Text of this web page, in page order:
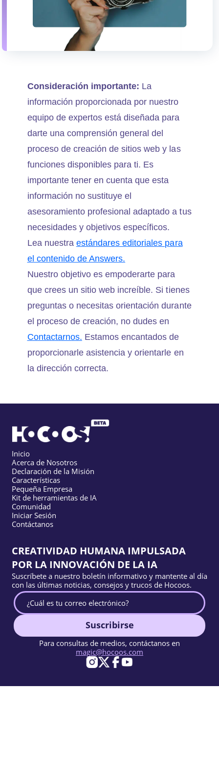
Consideración importante: La
información proporcionada por nuestro
equipo de expertos está diseñada para
darte una comprensión general del
proceso de creación de sitios web y las
funciones disponibles para ti. Es
importante tener en cuenta que esta
información no sustituye el
asesoramiento profesional adaptado a tus
necesidades y objetivos específicos.
Lea nuestra estándares editoriales para
el contenido de Answers.
Nuestro objetivo es empoderarte para
que crees un sitio web increíble. Si tienes
preguntas o necesitas orientación durante
el proceso de creación, no dudes en
Contactarnos. Estamos encantados de
proporcionarle asistencia y orientarle en
la dirección correcta.
Inicio
Acerca de Nosotros
Declaración de la Misión
Características
Pequeña Empresa
Kit de herramientas de IA
Comunidad
Iniciar Sesión
Contáctanos
CREATIVIDAD HUMANA IMPULSADA
POR LA INNOVACIÓN DE LA IA
Suscríbete a nuestro boletín informativo y mantente al día
con las últimas noticias, consejos y trucos de Hocoos.
Suscribirse
Para consultas de medios, contáctanos en
magic@hocoos.com